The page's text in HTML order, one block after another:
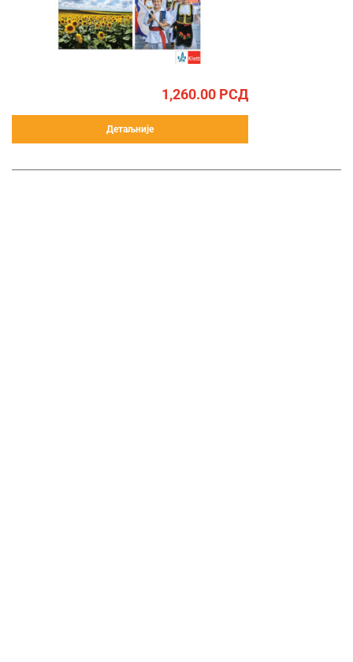
1,260.00 РСД
Детаљније